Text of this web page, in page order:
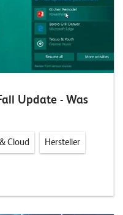
Update - Was
Cloud Hersteller